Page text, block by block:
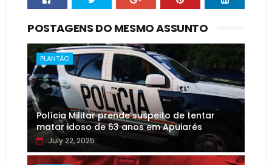
POSTAGENS DO MESMO ASSUNTO
PLANTÃO
Polícia Militar prende suspeito de tentar
matar idoso de 63 anos em Apuiarés
July 22, 2025